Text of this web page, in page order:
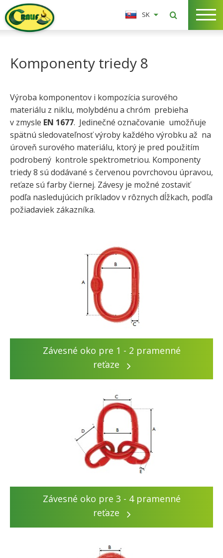
SK
Komponenty triedy 8
Výroba komponentov i kompozícia surového
materiálu z niklu, molybdénu a chróm prebieha
v zmysle EN 1677. Jedinečné označovanie umožňuje
spätnú sledovateľnosť výroby každého výrobku až na
úroveň surového materiálu, ktorý je pred použitím
podrobený kontrole spektrometriou. Komponenty
triedy 8 sú dodávané s červenou povrchovou úpravou,
reťaze sú farby čiernej. Závesy je možné zostaviť
podľa nasledujúcich príkladov v rôznych dĺžkach, podľa
požiadaviek zákazníka.
Závesné oko pre 1 - 2 pramenné
reťaze
Závesné oko pre 3 - 4 pramenné
reťaze